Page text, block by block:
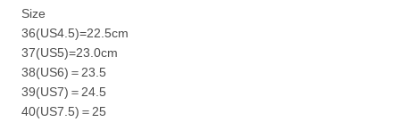
Size
36(US4.5)=22.5cm
37(US5)=23.0cm
38(US6)＝23.5
39(US7)＝24.5
40(US7.5)＝25